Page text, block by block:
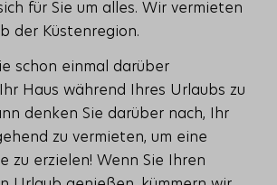
für Sie um alles. Wir vermieten
der Küstenregion.
schon einmal darüber
Haus während Ihres Urlaubs zu
denken Sie darüber nach, Ihr
zu vermieten, um eine
zu erzielen! Wenn Sie Ihren